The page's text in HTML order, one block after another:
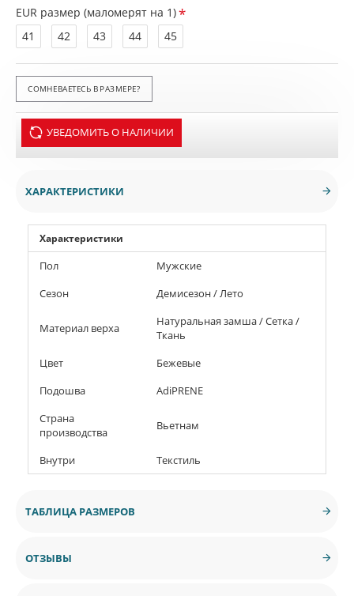
EUR размер (маломерят на 1)
41
42 43 44 45
УВЕДОМИТЬ О НАЛИЧИИ
ХАРАКТЕРИСТИКИ
Характеристики
Пол
Мужские
Сезон
Демисезон / Лето
Материал верха
Натуральная замша / Сетка /
Ткань
Цвет
Бежевые
Подошва
AdiPRENE
Страна
производства
Вьетнам
Внутри Текстиль
ТАБЛИЦА РАЗМЕРОВ
ОТЗЫВЫ
СОМНЕВАЕТЕСЬ В РАЗМЕРЕ?